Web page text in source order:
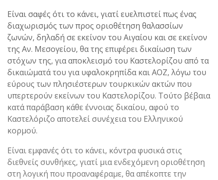
Είναι σαφές ότι το κάνει, γιατί ευελπιστεί πως ένας
διαχωρισμός των προς οριοθέτηση θαλασσίων
ζωνών, δηλαδή σε εκείνον του Αιγαίου και σε εκείνον
της Αν. Μεσογείου, θα της επιφέρει δικαίωση των
στόχων της, για αποκλεισμό του Καστελορίζου από τα
δικαιώματά του για υφαλοκρηπίδα και ΑΟΖ, λόγω του
εύρους των πλησιέστερων τουρκικών ακτών που
υπερτερούν εκείνων του Καστελορίζου. Τούτο βέβαια
κατά παράβαση κάθε έννοιας δικαίου, αφού το
Καστελόριζο αποτελεί συνέχεια του Ελληνικού
κορμού.
Είναι εμφανές ότι το κάνει, κόντρα φυσικά στις
διεθνείς συνθήκες, γιατί μια ενδεχόμενη οριοθέτηση
στη λογική που προαναφέραμε, θα απέκοπτε την